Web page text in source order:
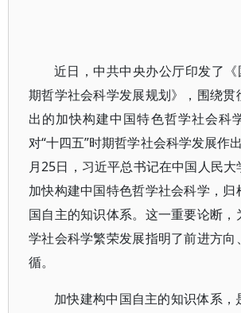
近日，中共中央办公厅印发了《
期哲学社会科学发展规划》，围绕贯
出的加快构建中国特色哲学社会科
对“十四五”时期哲学社会科学发展作
月25日，习近平总书记在中国人民大
加快构建中国特色哲学社会科学，归
国自主的知识体系。这一重要论断，
学社会科学繁荣发展指明了前进方向
循。
加快建构中国自主的知识体系，